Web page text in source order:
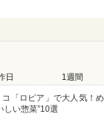
日 1週間
コ「ロピア」で大人気！め
しい惣菜”10選